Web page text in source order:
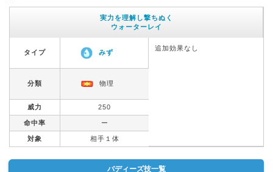
実力を理解し撃ちぬく
ウォーターレイ
タイプ みず
追加効果なし
分類 物理
威力 250
命中率 ー
対象 相手１体
バディーズ技一覧